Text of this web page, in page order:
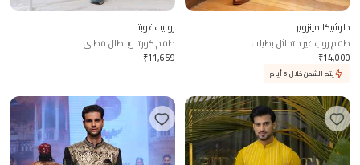
دارشيكا مينزوير
طقم روب غير متماثل بطيات
₹14,000
يتم الشحن خلال 6 أيام
رونيت غوبتا
طقم كورتا وبنطال قطني
₹11,659